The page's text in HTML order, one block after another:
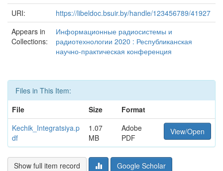
URI:
https://libeldoc.bsuir.by/handle/123456789/41927
Appears in
Collections:
Информационные радиосистемы и
радиотехнологии 2020 : Республиканская
научно-практическая конференция
Files in This Item:
File
Size
Format
Kechik_Integratsiya.p
df
1.07
MB
Adobe
PDF
View/Open
Show full item record Google Scholar